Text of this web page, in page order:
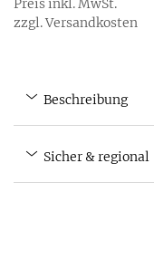
Preis inkl. MwSt.
zzgl. Versandkosten
Beschreibung
Sicher & regional